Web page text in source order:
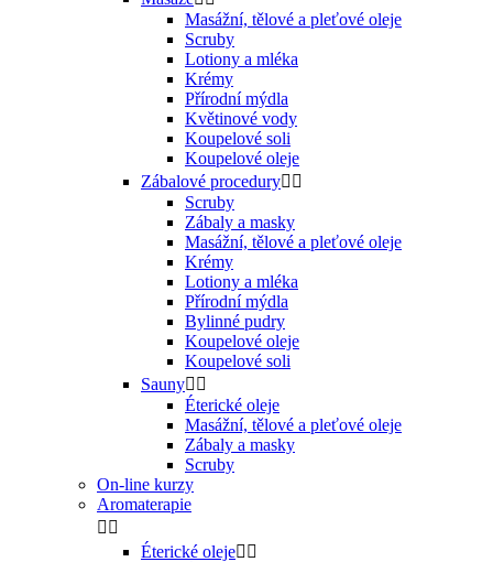
Masážní, tělové a pleťové oleje
Scruby
Lotiony a mléka
Krémy
Přírodní mýdla
Květinové vody
Koupelové soli
Koupelové oleje
Zábalové procedury 
Scruby
Zábaly a masky
Masážní, tělové a pleťové oleje
Krémy
Lotiony a mléka
Přírodní mýdla
Bylinné pudry
Koupelové oleje
Koupelové soli
Sauny 
Éterické oleje
Masážní, tělové a pleťové oleje
Zábaly a masky
Scruby
On-line kurzy
Aromaterapie
 
Éterické oleje 